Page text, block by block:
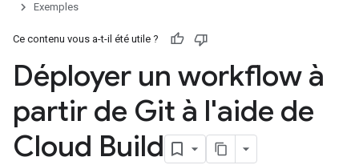
Exemples
Ce contenu vous a-t-il été utile ?
Déployer un workflow à
partir de Git à l'aide de
Cloud Build